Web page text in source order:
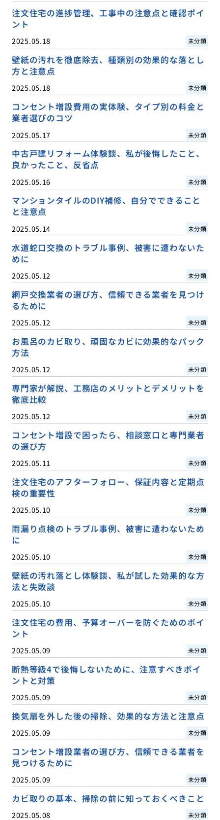
注文住宅の進捗管理、工事中の注意点と確認ポイ
ント
2025.05.18 未分類
壁紙の汚れを徹底除去、種類別の効果的な落とし
方と注意点
2025.05.18 未分類
コンセント増設費用の実体験、タイプ別の料金と
業者選びのコツ
2025.05.17 未分類
中古戸建リフォーム体験談、私が後悔したこと、
良かったこと、反省点
2025.05.16 未分類
マンションタイルのDIY補修、自分でできること
と注意点
2025.05.14 未分類
水道蛇口交換のトラブル事例、被害に遭わないた
めに
2025.05.12 未分類
網戸交換業者の選び方、信頼できる業者を見つけ
るために
2025.05.12 未分類
お風呂のカビ取り、頑固なカビに効果的なパック
方法
2025.05.12 未分類
専門家が解説、工務店のメリットとデメリットを
徹底比較
2025.05.12 未分類
コンセント増設で困ったら、相談窓口と専門業者
の選び方
2025.05.11 未分類
注文住宅のアフターフォロー、保証内容と定期点
検の重要性
2025.05.10 未分類
雨漏り点検のトラブル事例、被害に遭わないため
に
2025.05.10 未分類
壁紙の汚れ落とし体験談、私が試した効果的な方
法と失敗談
2025.05.10 未分類
注文住宅の費用、予算オーバーを防ぐためのポイ
ント
2025.05.09 未分類
断熱等級4で後悔しないために、注意すべきポイ
ントと対策
2025.05.09 未分類
換気扇を外した後の掃除、効果的な方法と注意点
2025.05.09 未分類
コンセント増設業者の選び方、信頼できる業者を
見つけるために
2025.05.09 未分類
カビ取りの基本、掃除の前に知っておくべきこと
2025.05.08 未分類